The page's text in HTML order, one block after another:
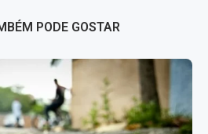
PODE GOSTAR